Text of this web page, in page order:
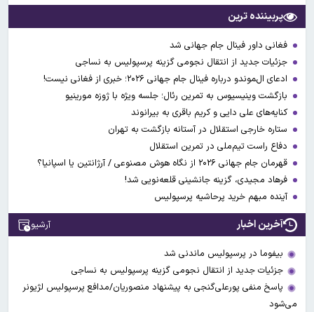
پربیننده ترین
فغانی داور فینال جام جهانی شد
جزئیات جدید از انتقال نجومی گزینه پرسپولیس به نساجی
ادعای ال‌‍موندو درباره فینال جام جهانی ۲۰۲۶؛ خبری از فغانی نیست!
بازگشت وینیسیوس به تمرین رئال؛ جلسه ویژه با ژوزه مورینیو
کنایه‌های علی دایی و کریم باقری به بیرانوند
ستاره خارجی استقلال در آستانه بازگشت به تهران
دفاع راست تیم‌ملی در تمرین استقلال
قهرمان جام جهانی ۲۰۲۶ از نگاه هوش مصنوعی / آرژانتین یا اسپانیا؟
فرهاد مجیدی، گزینه جانشینی قلعه‌نویی شد!
آینده مبهم خرید پرحاشیه پرسپولیس
آخرین اخبار آرشیو
بیفوما در پرسپولیس ماندنی شد
جزئیات جدید از انتقال نجومی گزینه پرسپولیس به نساجی
پاسخ منفی پورعلی‌گنجی به پیشنهاد منصوریان/مدافع پرسپولیس لژیونر
می‌شود